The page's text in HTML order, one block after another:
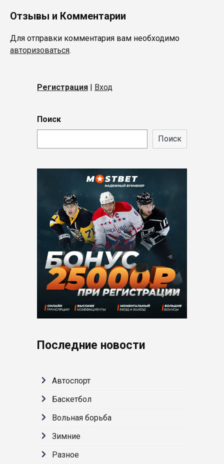
Отзывы и Комментарии
Для отправки комментария вам необходимо
авторизоваться.
Регистрация Вход
Поиск
Поиск
Последние новости
Автоспорт
Баскетбол
Вольная борьба
Зимние
Разное